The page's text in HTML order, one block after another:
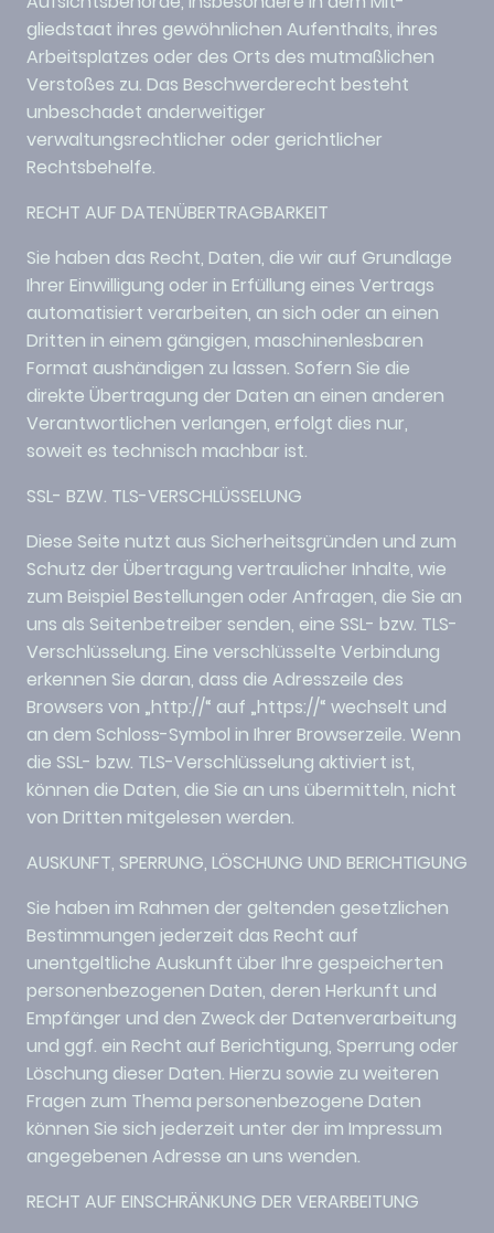
gliedstaat ihres gewöhnlichen Aufenthalts, ihres
Arbeitsplatzes oder des Orts des mutmaßlichen
Verstoßes zu. Das Beschwerderecht besteht
unbeschadet anderweitiger
verwaltungsrechtlicher oder gerichtlicher
Rechtsbehelfe.
RECHT AUF DATENÜBERTRAGBARKEIT
Sie haben das Recht, Daten, die wir auf Grundlage
Ihrer Einwilligung oder in Erfüllung eines Vertrags
automatisiert verarbeiten, an sich oder an einen
Dritten in einem gängigen, maschinenlesbaren
Format aushändigen zu lassen. Sofern Sie die
direkte Übertragung der Daten an einen anderen
Verantwortlichen verlangen, erfolgt dies nur,
soweit es technisch machbar ist.
SSL- BZW. TLS-VERSCHLÜSSELUNG
Diese Seite nutzt aus Sicherheitsgründen und zum
Schutz der Übertragung vertraulicher Inhalte, wie
zum Beispiel Bestellungen oder Anfragen, die Sie an
uns als Seitenbetreiber senden, eine SSL- bzw. TLS-
Verschlüsselung. Eine verschlüsselte Verbindung
erkennen Sie daran, dass die Adresszeile des
Browsers von „http://“ auf „https://“ wechselt und
an dem Schloss-Symbol in Ihrer Browserzeile. Wenn
die SSL- bzw. TLS-Verschlüsselung aktiviert ist,
können die Daten, die Sie an uns übermitteln, nicht
von Dritten mitgelesen werden.
AUSKUNFT, SPERRUNG, LÖSCHUNG UND BERICHTIGUNG
Sie haben im Rahmen der geltenden gesetzlichen
Bestimmungen jederzeit das Recht auf
unentgeltliche Auskunft über Ihre gespeicherten
personenbezogenen Daten, deren Herkunft und
Empfänger und den Zweck der Datenverarbeitung
und ggf. ein Recht auf Berichtigung, Sperrung oder
Löschung dieser Daten. Hierzu sowie zu weiteren
Fragen zum Thema personenbezogene Daten
können Sie sich jederzeit unter der im Impressum
angegebenen Adresse an uns wenden.
RECHT AUF EINSCHRÄNKUNG DER VERARBEITUNG